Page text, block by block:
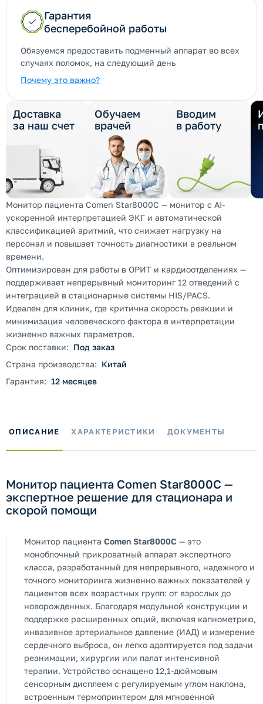
Гарантия
бесперебойной работы
Обязуемся предоставить подменный аппарат во всех
случаях поломок, на следующий день
Почему это важно?
Доставка
за наш счет
Обучаем
врачей
Вводим
в работу
Монитор пациента Comen Star8000C — монитор с AI-
ускоренной интерпретацией ЭКГ и автоматической
классификацией аритмий, что снижает нагрузку на
персонал и повышает точность диагностики в реальном
времени.
Оптимизирован для работы в ОРИТ и кардиоотделениях —
поддерживает непрерывный мониторинг 12 отведений с
интеграцией в стационарные системы HIS/PACS.
Идеален для клиник, где критична скорость реакции и
минимизация человеческого фактора в интерпретации
жизненно важных параметров.
Срок поставки: Под заказ
Страна производства: Китай
Гарантия: 12 месяцев
ОПИСАНИЕ ХАРАКТЕРИСТИКИ ДОКУМЕНТЫ
Монитор пациента Comen Star8000C —
экспертное решение для стационара и
скорой помощи
Монитор пациента Comen Star8000C — это
моноблочный прикроватный аппарат экспертного
класса, разработанный для непрерывного, надежного и
точного мониторинга жизненно важных показателей у
пациентов всех возрастных групп: от взрослых до
новорожденных. Благодаря модульной конструкции и
поддержке расширенных опций, включая капнометрию,
инвазивное артериальное давление (ИАД) и измерение
сердечного выброса, он легко адаптируется под задачи
реанимации, хирургии или палат интенсивной
терапии. Устройство оснащено 12,1-дюймовым
сенсорным дисплеем с регулируемым углом наклона,
встроенным термопринтером для мгновенной